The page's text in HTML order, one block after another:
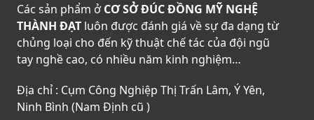
Các sản phẩm ởCƠ SỞ ĐÚC ĐỒNG MỸ NGHỆ
THÀNH ĐẠT luôn được đánh giá về sự đa dạng từ
chủng loại cho đến kỹ thuật chế tác của đội ngũ
tay nghề cao, có nhiều năm kinh nghiệm…
Địa chỉ : Cụm Công Nghiệp Thị Trấn Lâm, Ý Yên,
Ninh Bình (Nam Định cũ )